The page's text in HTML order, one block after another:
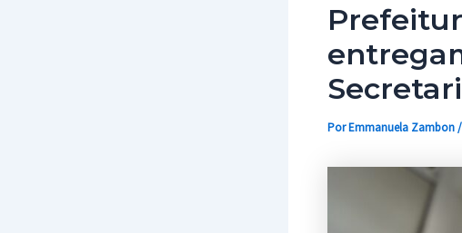
PorEmmanuela Zambon/